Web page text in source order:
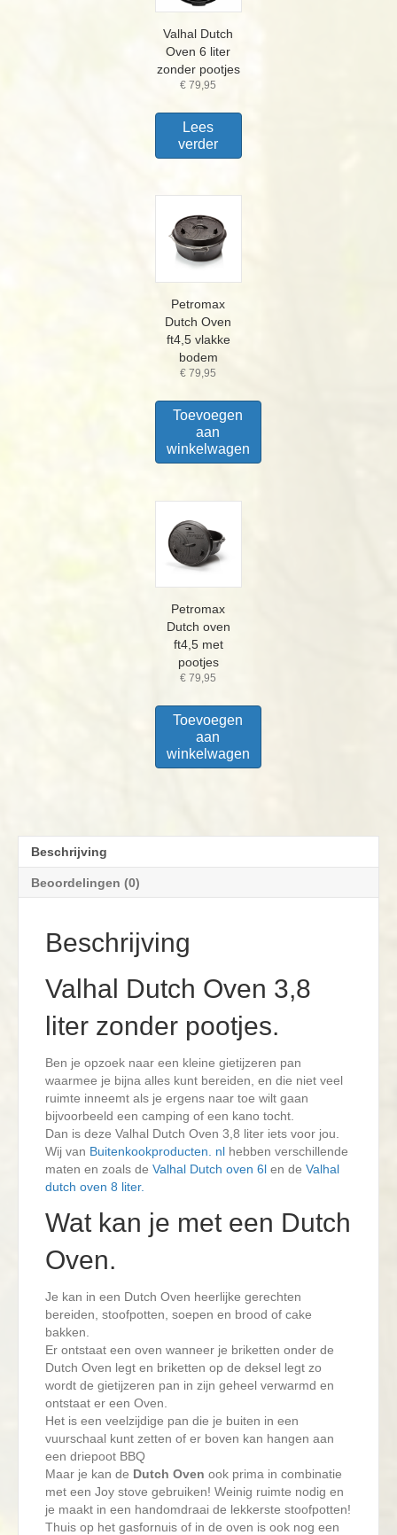
Valhal Dutch
Oven 6 liter
zonder pootjes
€ 79,95
Lees
verder
Petromax
Dutch Oven
ft4,5 vlakke
bodem
€ 79,95
Toevoegen
aan
winkelwagen
Petromax
Dutch oven
ft4,5 met
pootjes
€ 79,95
Toevoegen
aan
winkelwagen
Beschrijving
Beoordelingen (0)
Beschrijving
Valhal Dutch Oven 3,8
liter zonder pootjes.
Ben je opzoek naar een kleine gietijzeren pan
waarmee je bijna alles kunt bereiden, en die niet veel
ruimte inneemt als je ergens naar toe wilt gaan
bijvoorbeeld een camping of een kano tocht.
Dan is deze Valhal Dutch Oven 3,8 liter iets voor jou.
Wij van Buitenkookproducten. nl hebben verschillende
maten en zoals de Valhal Dutch oven 6l en de Valhal
dutch oven 8 liter.
Wat kan je met een Dutch
Oven.
Je kan in een Dutch Oven heerlijke gerechten
bereiden, stoofpotten, soepen en brood of cake
bakken.
Er ontstaat een oven wanneer je briketten onder de
Dutch Oven legt en briketten op de deksel legt zo
wordt de gietijzeren pan in zijn geheel verwarmd en
ontstaat er een Oven.
Het is een veelzijdige pan die je buiten in een
vuurschaal kunt zetten of er boven kan hangen aan
een driepoot BBQ
Maar je kan de Dutch Oven ook prima in combinatie
met een Joy stove gebruiken! Weinig ruimte nodig en
je maakt in een handomdraai de lekkerste stoofpotten!
Thuis op het gasfornuis of in de oven is ook nog een